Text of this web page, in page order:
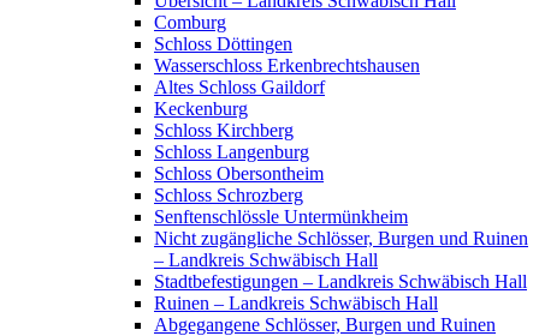
Comburg
Schloss Döttingen
Wasserschloss Erkenbrechtshausen
Altes Schloss Gaildorf
Keckenburg
Schloss Kirchberg
Schloss Langenburg
Schloss Obersontheim
Schloss Schrozberg
Senftenschlössle Untermünkheim
Nicht zugängliche Schlösser, Burgen und Ruinen
– Landkreis Schwäbisch Hall
Stadtbefestigungen – Landkreis Schwäbisch Hall
Ruinen – Landkreis Schwäbisch Hall
Abgegangene Schlösser, Burgen und Ruinen